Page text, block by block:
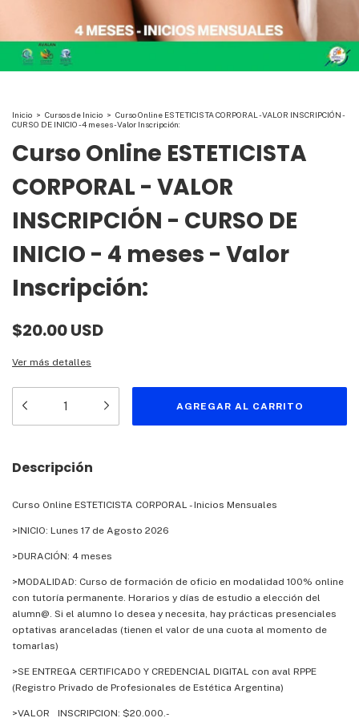
Inicio > Cursos de Inicio > Curso Online ESTETICISTA CORPORAL - VALOR INSCRIPCIÓN -
CURSO DE INICIO - 4 meses - Valor Inscripción:
Curso Online ESTETICISTA
CORPORAL - VALOR
INSCRIPCIÓN - CURSO DE
INICIO - 4 meses - Valor
Inscripción:
$20.00 USD
Ver más detalles
Descripción
Curso Online ESTETICISTA CORPORAL - Inicios Mensuales
>INICIO: Lunes 17 de Agosto 2026
>DURACIÓN: 4 meses
>MODALIDAD: Curso de formación de oficio en modalidad 100% online
con tutoría permanente. Horarios y días de estudio a elección del
alumn@. Si el alumno lo desea y necesita, hay prácticas presenciales
optativas aranceladas (tienen el valor de una cuota al momento de
tomarlas)
>SE ENTREGA CERTIFICADO Y CREDENCIAL DIGITAL con aval RPPE
(Registro Privado de Profesionales de Estética Argentina)
>VALOR INSCRIPCION: $20.000.-